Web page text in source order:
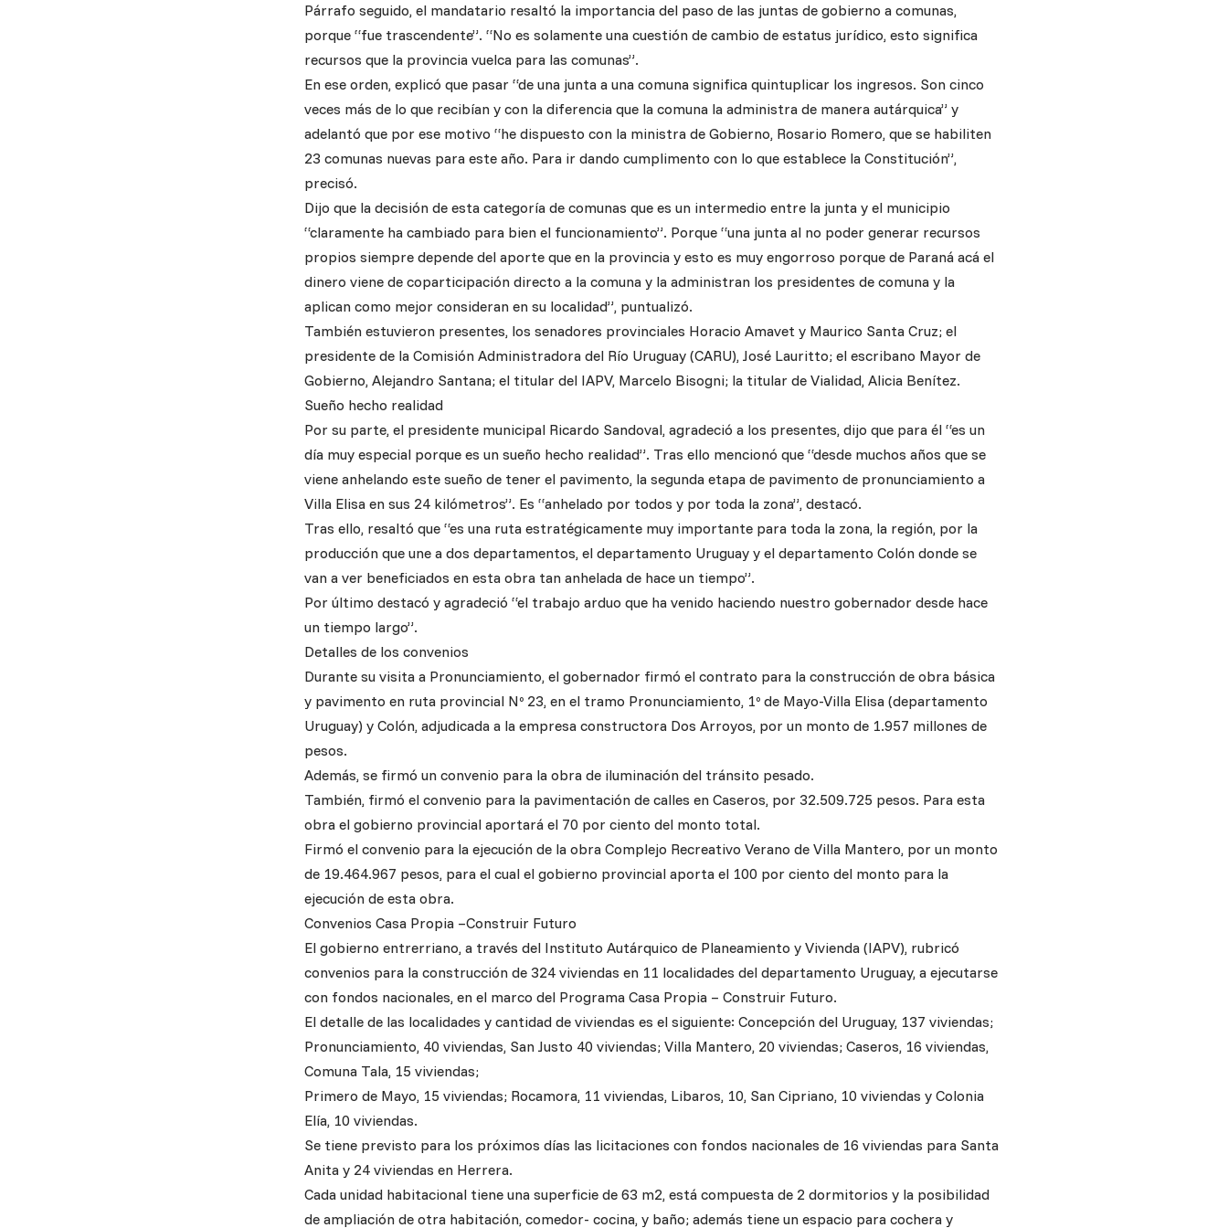
Párrafo seguido, el mandatario resaltó la importancia del paso de las juntas de gobierno a comunas,
porque “fue trascendente”. “No es solamente una cuestión de cambio de estatus jurídico, esto significa
recursos que la provincia vuelca para las comunas”.
En ese orden, explicó que pasar “de una junta a una comuna significa quintuplicar los ingresos. Son cinco
veces más de lo que recibían y con la diferencia que la comuna la administra de manera autárquica” y
adelantó que por ese motivo “he dispuesto con la ministra de Gobierno, Rosario Romero, que se habiliten
23 comunas nuevas para este año. Para ir dando cumplimento con lo que establece la Constitución”,
precisó.
Dijo que la decisión de esta categoría de comunas que es un intermedio entre la junta y el municipio
“claramente ha cambiado para bien el funcionamiento”. Porque “una junta al no poder generar recursos
propios siempre depende del aporte que en la provincia y esto es muy engorroso porque de Paraná acá el
dinero viene de coparticipación directo a la comuna y la administran los presidentes de comuna y la
aplican como mejor consideran en su localidad”, puntualizó.
También estuvieron presentes, los senadores provinciales Horacio Amavet y Maurico Santa Cruz; el
presidente de la Comisión Administradora del Río Uruguay (CARU), José Lauritto; el escribano Mayor de
Gobierno, Alejandro Santana; el titular del IAPV, Marcelo Bisogni; la titular de Vialidad, Alicia Benítez.
Sueño hecho realidad
Por su parte, el presidente municipal Ricardo Sandoval, agradeció a los presentes, dijo que para él “es un
día muy especial porque es un sueño hecho realidad”. Tras ello mencionó que “desde muchos años que se
viene anhelando este sueño de tener el pavimento, la segunda etapa de pavimento de pronunciamiento a
Villa Elisa en sus 24 kilómetros”. Es “anhelado por todos y por toda la zona”, destacó.
Tras ello, resaltó que “es una ruta estratégicamente muy importante para toda la zona, la región, por la
producción que une a dos departamentos, el departamento Uruguay y el departamento Colón donde se
van a ver beneficiados en esta obra tan anhelada de hace un tiempo”.
Por último destacó y agradeció “el trabajo arduo que ha venido haciendo nuestro gobernador desde hace
un tiempo largo”.
Detalles de los convenios
Durante su visita a Pronunciamiento, el gobernador firmó el contrato para la construcción de obra básica
y pavimento en ruta provincial Nº 23, en el tramo Pronunciamiento, 1º de Mayo-Villa Elisa (departamento
Uruguay) y Colón, adjudicada a la empresa constructora Dos Arroyos, por un monto de 1.957 millones de
pesos.
Además, se firmó un convenio para la obra de iluminación del tránsito pesado.
También, firmó el convenio para la pavimentación de calles en Caseros, por 32.509.725 pesos. Para esta
obra el gobierno provincial aportará el 70 por ciento del monto total.
Firmó el convenio para la ejecución de la obra Complejo Recreativo Verano de Villa Mantero, por un monto
de 19.464.967 pesos, para el cual el gobierno provincial aporta el 100 por ciento del monto para la
ejecución de esta obra.
Convenios Casa Propia –Construir Futuro
El gobierno entrerriano, a través del Instituto Autárquico de Planeamiento y Vivienda (IAPV), rubricó
convenios para la construcción de 324 viviendas en 11 localidades del departamento Uruguay, a ejecutarse
con fondos nacionales, en el marco del Programa Casa Propia – Construir Futuro.
El detalle de las localidades y cantidad de viviendas es el siguiente: Concepción del Uruguay, 137 viviendas;
Pronunciamiento, 40 viviendas, San Justo 40 viviendas; Villa Mantero, 20 viviendas; Caseros, 16 viviendas,
Comuna Tala, 15 viviendas;
Primero de Mayo, 15 viviendas; Rocamora, 11 viviendas, Libaros, 10, San Cipriano, 10 viviendas y Colonia
Elía, 10 viviendas.
Se tiene previsto para los próximos días las licitaciones con fondos nacionales de 16 viviendas para Santa
Anita y 24 viviendas en Herrera.
Cada unidad habitacional tiene una superficie de 63 m2, está compuesta de 2 dormitorios y la posibilidad
de ampliación de otra habitación, comedor- cocina, y baño; además tiene un espacio para cochera y